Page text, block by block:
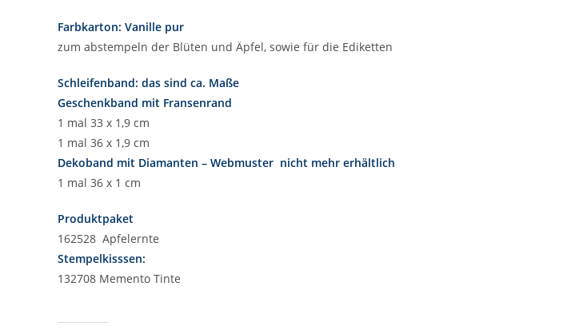
Farbkarton: Vanille pur
zum abstempeln der Blüten und Äpfel, sowie für die Ediketten
Schleifenband: das sind ca. Maße
Geschenkband mit Fransenrand
1 mal 33 x 1,9 cm
1 mal 36 x 1,9 cm
Dekoband mit Diamanten – Webmuster nicht mehr erhältlich
1 mal 36 x 1 cm
Produktpaket
162528 Apfelernte
Stempelkisssen:
132708 Memento Tinte